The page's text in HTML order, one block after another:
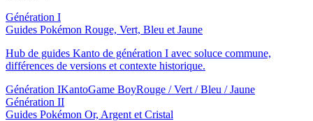
Génération I
Guides Pokémon Rouge, Vert, Bleu et Jaune
Hub de guides Kanto de génération I avec soluce commune,
différences de versions et contexte historique.
Génération IKantoGame BoyRouge / Vert / Bleu / Jaune
Génération II
Guides Pokémon Or, Argent et Cristal